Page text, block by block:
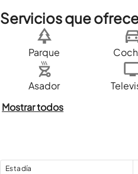
Servicios que
Parque
Asador
Mostrar todos
Estadía